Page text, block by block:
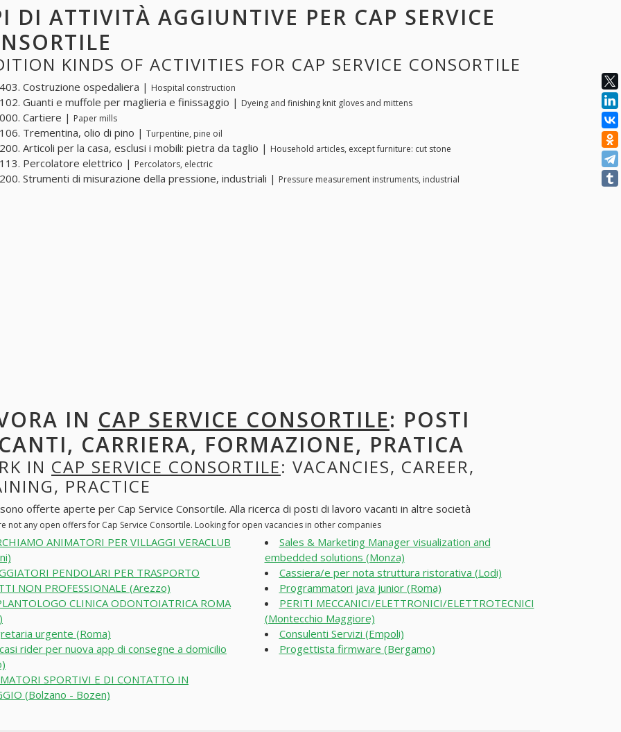
DI ATTIVITÀ AGGIUNTIVE PER CAP SERVICE
KINDS OF ACTIVITIES FOR CAP SERVICE CONSORTILE
Costruzione ospedaliera | Hospital construction
Guanti e muffole per maglieria e finissaggio | Dyeing and finishing knit gloves and mittens
Cartiere | Paper mills
Trementina, olio di pino | Turpentine, pine oil
Articoli per la casa, esclusi i mobili: pietra da taglio | Household articles, except furniture: cut stone
Percolatore elettrico | Percolators, electric
Strumenti di misurazione della pressione, industriali | Pressure measurement instruments, industrial
IN CAP SERVICE CONSORTILE: POSTI
CARRIERA, FORMAZIONE, PRATICA
IN CAP SERVICE CONSORTILE: VACANCIES, CAREER,
PRACTICE
offerte aperte per Cap Service Consortile. Alla ricerca di posti di lavoro vacanti in altre società
not any open offers for Cap Service Consortile. Looking for open vacancies in other companies
ANIMATORI PER VILLAGGI VERACLUB
PENDOLARI PER TRASPORTO
NON PROFESSIONALE (Arezzo)
CLINICA ODONTOIATRICA ROMA
urgente (Roma)
rider per nuova app di consegne a domicilio
SPORTIVI E DI CONTATTO IN
(Bolzano - Bozen)
Sales & Marketing Manager visualization and
embedded solutions (Monza)
Cassiera/e per nota struttura ristorativa (Lodi)
Programmatori java junior (Roma)
PERITI MECCANICI/ELETTRONICI/ELETTROTECNICI
(Montecchio Maggiore)
Consulenti Servizi (Empoli)
Progettista firmware (Bergamo)